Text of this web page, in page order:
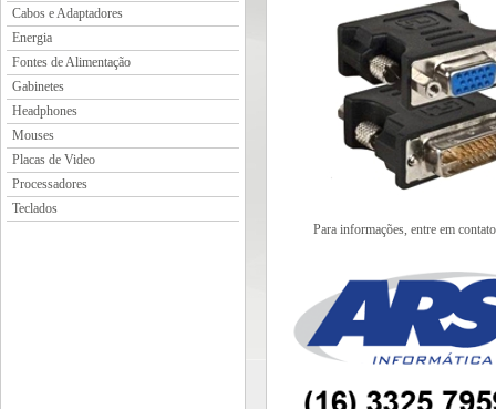
Cabos e Adaptadores
Energia
Fontes de Alimentação
Gabinetes
Headphones
Mouses
Placas de Video
Processadores
Teclados
Para informações, entre em